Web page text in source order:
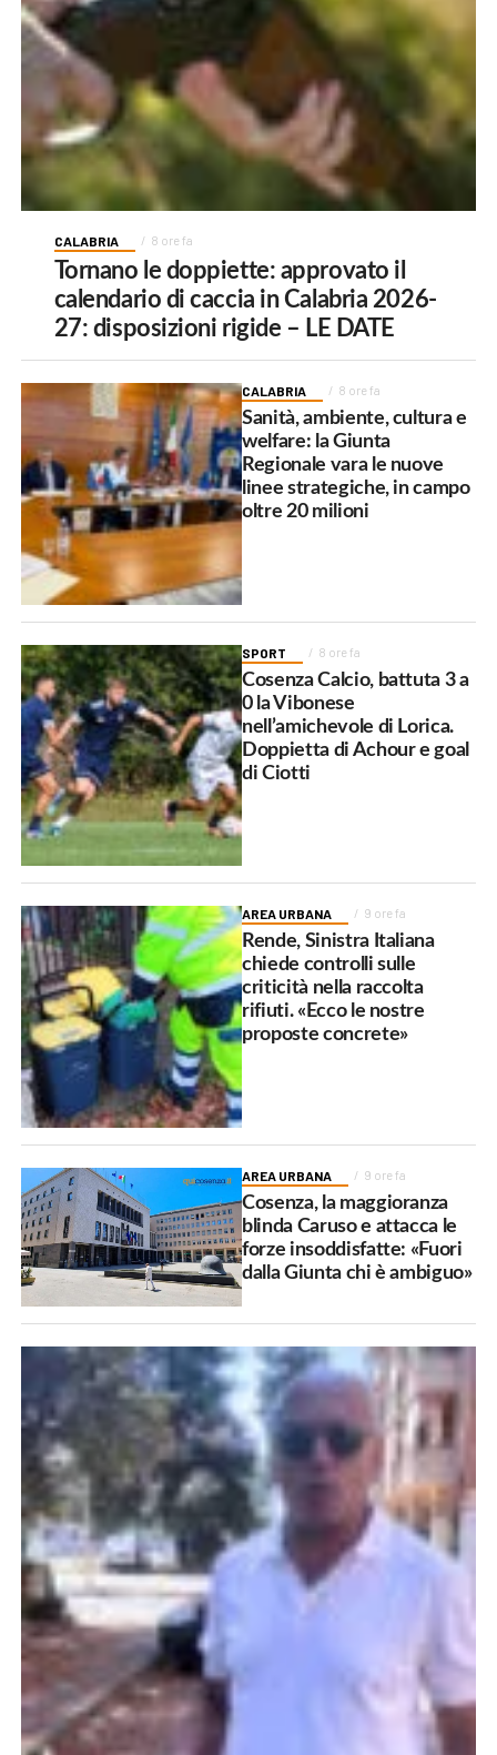
CALABRIA 8 ore fa
Tornano le doppiette: approvato il
calendario di caccia in Calabria 2026-
27: disposizioni rigide – LE DATE
CALABRIA 8 ore fa
Sanità, ambiente, cultura e
welfare: la Giunta
Regionale vara le nuove
linee strategiche, in campo
oltre 20 milioni
SPORT 8 ore fa
Cosenza Calcio, battuta 3 a
0 la Vibonese
nell’amichevole di Lorica.
Doppietta di Achour e goal
di Ciotti
AREA URBANA 9 ore fa
Rende, Sinistra Italiana
chiede controlli sulle
criticità nella raccolta
rifiuti. «Ecco le nostre
proposte concrete»
AREA URBANA 9 ore fa
Cosenza, la maggioranza
blinda Caruso e attacca le
forze insoddisfatte: «Fuori
dalla Giunta chi è ambiguo»